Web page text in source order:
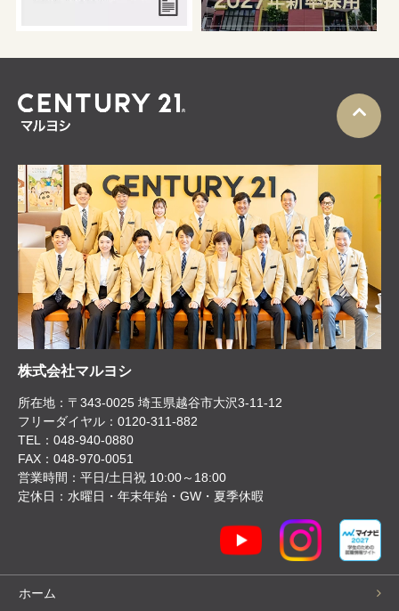
株式会社マルヨシ
所在地：〒343-0025 埼玉県越谷市大沢3-11-12
フリーダイヤル：0120-311-882
TEL：048-940-0880
FAX：048-970-0051
営業時間：平日/土日祝 10:00～18:00
定休日：水曜日・年末年始・GW・夏季休暇
ホーム